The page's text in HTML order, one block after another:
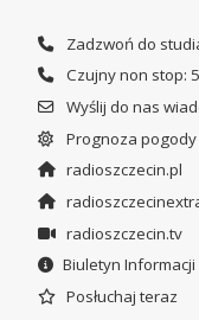
Zadzwoń do
Czujny non stop:
Wyślij do nas
Prognoza pogody
radioszczecin.pl
radioszczecin.tv
Biuletyn Informacji
Posłuchaj teraz